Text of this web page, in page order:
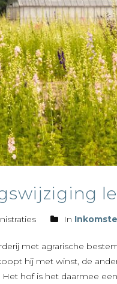
In
met agrarische
hij met winst, de
hof is het daarmee